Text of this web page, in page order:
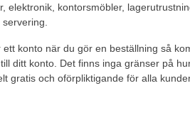
elektronik, kontorsmöbler,
konto när du gör en beställning så
ditt konto. Det finns inga gränser på
gratis och oförpliktigande för alla